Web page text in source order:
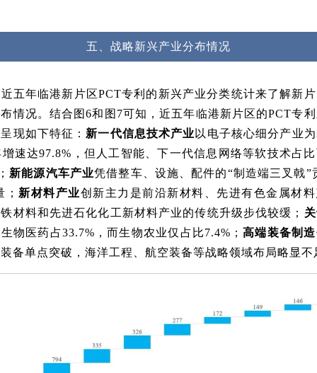
五、 战略新兴产业分布情况
五年临港新片区PCT专利的新兴产业分类统计来了解新
情况。结合图6和图7可知，近五年临港新片区的PCT专
现如下特征： 新一代信息技术产业 以电子核心细分产业
增速达97.8%，但人工智能、下一代信息网络等软技术占
新能源汽车产业凭借整车、设施、配件的“制造端三叉戟”
新材料产业创新主力是前沿新材料、先进有色金属材
材料和先进石化化工新材料产业的传统升级步伐较缓；
物医药占33.7%，而生物农业仅占比7.4%；高端装备制造
备单点突破，海洋工程、航空装备等战略领域布局略显不